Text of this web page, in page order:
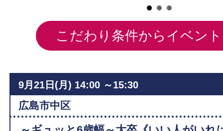
こだわり条件からイベン
9月21日(月) 14:00 ～15:30
広島市中区